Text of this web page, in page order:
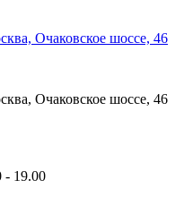
Очаковское шоссе, 46
Очаковское шоссе, 46
19.00